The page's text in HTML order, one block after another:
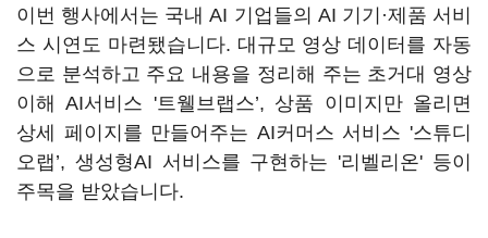
이번 행사에서는 국내 AI 기업들의 AI 기기·제품 서비
스 시연도 마련됐습니다. 대규모 영상 데이터를 자동
으로 분석하고 주요 내용을 정리해 주는 초거대 영상
이해 AI서비스 '트웰브랩스’, 상품 이미지만 올리면
상세 페이지를 만들어주는 AI커머스 서비스 '스튜디
오랩’, 생성형AI 서비스를 구현하는 '리벨리온' 등이
주목을 받았습니다.